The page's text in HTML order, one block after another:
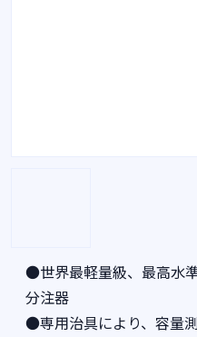
●世界最軽量級、最高水
分注器
●専用治具により、容量